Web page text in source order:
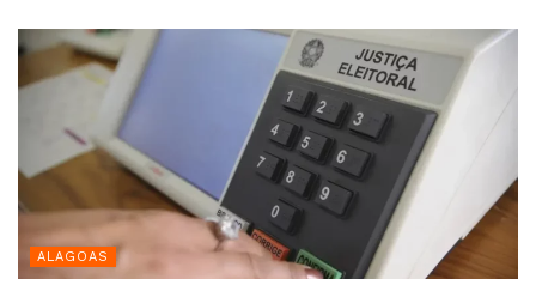
ALAGOAS